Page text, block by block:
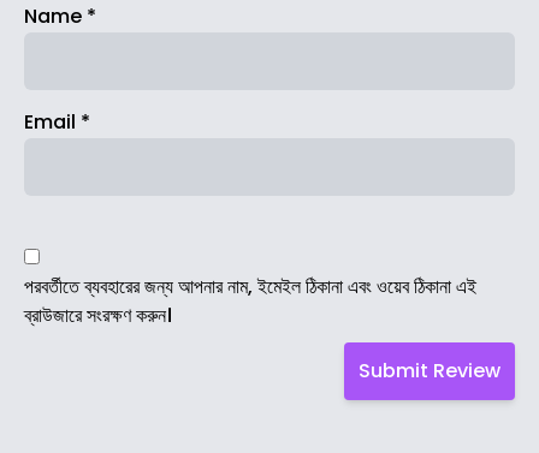
Name *
Email *
পরবর্তীতে ব্যবহারের জন্য আপনার নাম, ইমেইল ঠিকানা এবং ওয়েব ঠিকানা এই
ব্রাউজারে সংরক্ষণ করুন।